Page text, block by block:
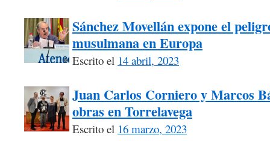
Sánchez Movellán expone el
musulmana en Europa
Escrito el 14 abril, 2023
Juan Carlos Corniero y Marcos
obras en Torrelavega
Escrito el 16 marzo, 2023